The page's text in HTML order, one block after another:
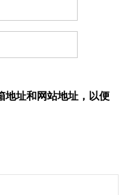
地址和网站地址，以便